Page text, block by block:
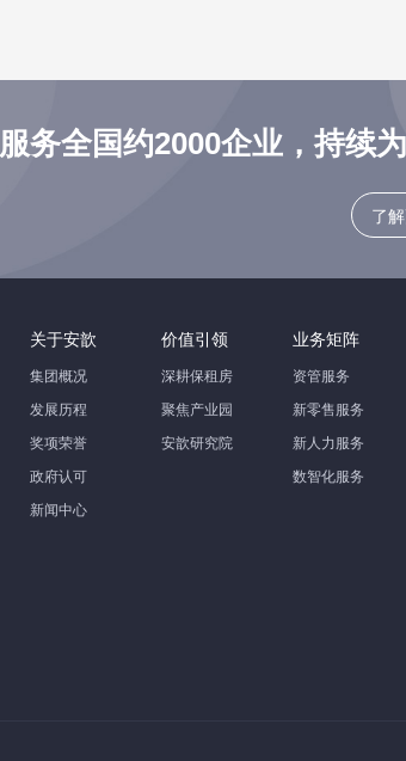
服务全国约2000企业，持续
了
关于安歆
集团概况
发展历程
奖项荣誉
政府认可
新闻中心
价值引领
深耕保租房
聚焦产业园
安歆研究院
业务矩阵
资管服务
新零售服务
新人力服务
数智化服务